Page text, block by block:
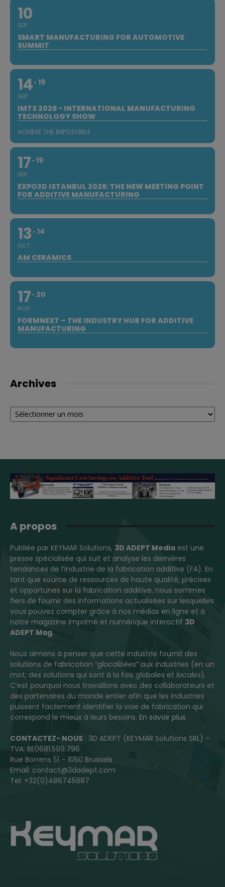
10
SEP
SMART MANUFACTURING FOR AUTOMOTIVE
SUMMIT
14
SEP
19
IMTS 2026 - INTERNATIONAL MANUFACTURING
TECHNOLOGY SHOW
ACHIEVE THE IMPOSSIBLE
17
SEP
19
EXPO3D ISTANBUL 2026: THE NEW MEETING POINT
FOR ADDITIVE MANUFACTURING
13
OCT
14
AM CERAMICS
17
NOV
20
FORMNEXT – THE INDUSTRY HUB FOR ADDITIVE
MANUFACTURING
Archives
Archives
A propos
Publiée par KEYMAR Solutions, 3D ADEPT Media est une
presse spécialisée qui suit et analyse les dernières
tendances de l’industrie de la fabrication additive (FA). En
tant que source de ressources de haute qualité, précises
et opportunes sur la fabrication additive, nous sommes
fiers de fournir des informations actualisées sur lesquelles
vous pouvez compter grâce à nos médias en ligne et à
notre magazine imprimé et numérique interactif 3D
ADEPT Mag.
Nous aimons à penser que cette industrie fournit des
solutions de fabrication “glocalisées” aux industries (en un
mot, des solutions qui sont à la fois globales et locales).
C’est pourquoi nous travaillons avec des collaborateurs et
des partenaires du monde entier afin que les industries
puissent facilement identifier la voie de fabrication qui
correspond le mieux à leurs besoins. En savoir plus
CONTACTEZ- NOUS : 3D ADEPT (KEYMAR Solutions SRL) –
TVA: BE0681.599.796
Rue Borrens 51 – 1050 Brussels
Email: contact@3dadept.com
Tel: +32(0)486745887